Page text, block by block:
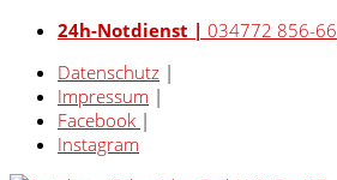
24h-Notdienst | 034772 856-66
Datenschutz |
Impressum |
Facebook |
Instagram